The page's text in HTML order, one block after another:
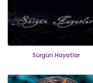
Sürgün Hayatlar